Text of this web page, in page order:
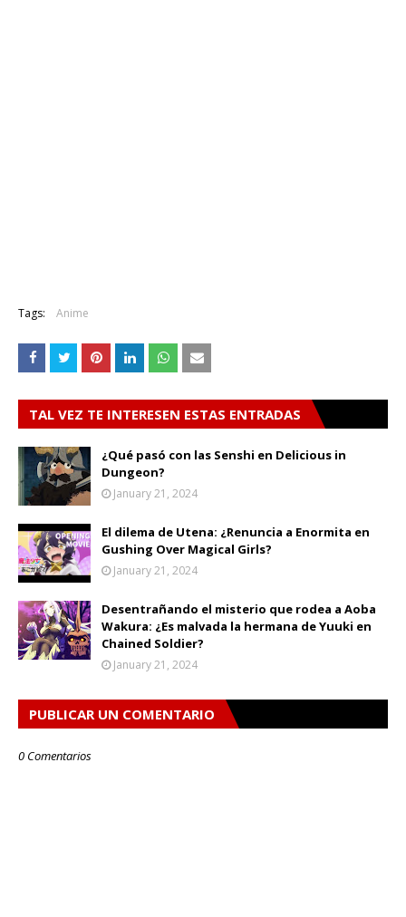
Tags: Anime
TAL VEZ TE INTERESEN ESTAS ENTRADAS
¿Qué pasó con las Senshi en Delicious in
Dungeon?
January 21, 2024
El dilema de Utena: ¿Renuncia a Enormita en
Gushing Over Magical Girls?
January 21, 2024
Desentrañando el misterio que rodea a Aoba
Wakura: ¿Es malvada la hermana de Yuuki en
Chained Soldier?
January 21, 2024
PUBLICAR UN COMENTARIO
0 Comentarios